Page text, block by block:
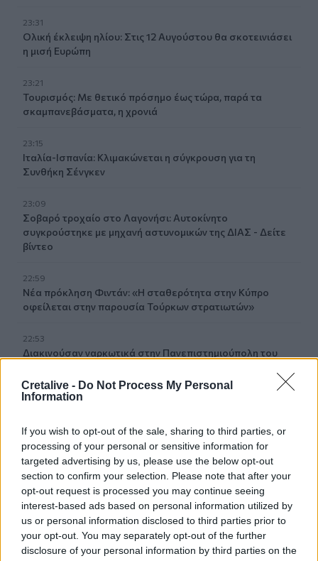
Cretalive - Do Not Process My Personal
Information
If you wish to opt-out of the sale, sharing to third parties, or
processing of your personal or sensitive information for
targeted advertising by us, please use the below opt-out
section to confirm your selection. Please note that after your
opt-out request is processed you may continue seeing
interest-based ads based on personal information utilized by
us or personal information disclosed to third parties prior to
your opt-out. You may separately opt-out of the further
disclosure of your personal information by third parties on the
23:31
Ολική έκλειψη ηλίου: Στις 12 Αυγούστου θα σκοτεινιάσει
η μισή Ευρώπη
23:21
Τουρισμός: Με θετικό πρόσημο έως τώρα, παρά τα
σκαμπανεβάσματα, η χρονιά
23:15
Ιταλία-Ισπανία: Κλιμακώνεται η σύγκρουση για τη
Συνθήκη Σένγκεν
23:09
Σοβαρό τροχαίο στο Λαγονήσι: Αυτοκίνητο
συγκρούστηκε με μηχανή αστυνομικών της ΔΙΑΣ - Δείτε
βίντεο
22:59
Νέα πρόκληση Φιντάν: «Η σταθερότητα στην Κύπρο
οφείλεται στην παρουσία Τούρκων στρατιωτών»
22:53
Διακινούσαν ναρκωτικά στην Πανεπιστημιούπολη του
22:45
Λιθίνες
22:38
Ιωάννα Τούνη: Στο νοσοκομείο με τροφική δηλητηρίαση η
influencer
22:32
Νέο χτύπημα στα Στενά του Ορμούζ: Βλήμα έπληξε
πλοίο κοντά στο Khasab του Ομάν